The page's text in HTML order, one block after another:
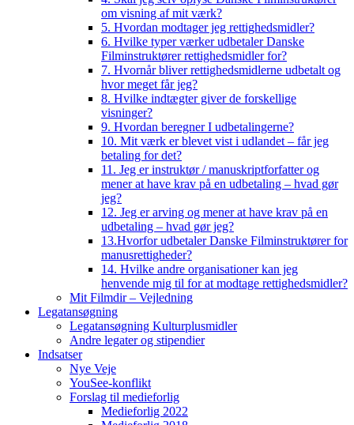
om visning af mit værk?
5. Hvordan modtager jeg rettighedsmidler?
6. Hvilke typer værker udbetaler Danske
Filminstruktører rettighedsmidler for?
7. Hvornår bliver rettighedsmidlerne udbetalt og
hvor meget får jeg?
8. Hvilke indtægter giver de forskellige
visninger?
9. Hvordan beregner I udbetalingerne?
10. Mit værk er blevet vist i udlandet – får jeg
betaling for det?
11. Jeg er instruktør / manuskriptforfatter og
mener at have krav på en udbetaling – hvad gør
jeg?
12. Jeg er arving og mener at have krav på en
udbetaling – hvad gør jeg?
13.Hvorfor udbetaler Danske Filminstruktører for
manusrettigheder?
14. Hvilke andre organisationer kan jeg
henvende mig til for at modtage rettighedsmidler?
Mit Filmdir – Vejledning
Legatansøgning
Legatansøgning Kulturplusmidler
Andre legater og stipendier
Indsatser
Nye Veje
YouSee-konflikt
Forslag til medieforlig
Medieforlig 2022